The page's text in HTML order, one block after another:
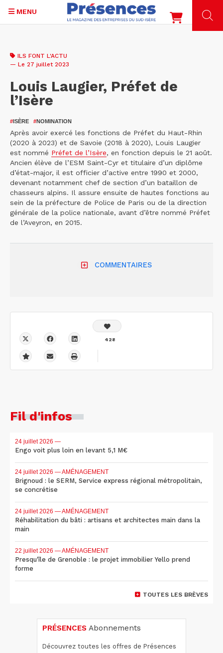
contenu
MENU
ILS FONT L'ACTU
— Le 27 juillet 2023
Louis Laugier, Préfet de
l’Isère
#ISÈRE #NOMINATION
Après avoir exercé les fonctions de Préfet du Haut-Rhin
(2020 à 2023) et de Savoie (2018 à 2020), Louis Laugier
est nommé Préfet de l’Isère, en fonction depuis le 21 août.
Ancien élève de l’ESM Saint-Cyr et titulaire d’un diplôme
d’état-major, il est officier d’active entre 1990 et 2000,
devenant notamment chef de section d’un bataillon de
chasseurs alpins. Il assure ensuite de hautes fonctions au
sein de la préfecture de Police de Paris ou de la direction
générale de la police nationale, avant d’être nommé Préfet
de l’Aveyron, en 2015.
COMMENTAIRES
428
Fil d'infos
24 juillet 2026 —
Engo voit plus loin en levant 5,1 M€
24 juillet 2026 — AMÉNAGEMENT
Brignoud : le SERM, Service express régional métropolitain,
se concrétise
24 juillet 2026 — AMÉNAGEMENT
Réhabilitation du bâti : artisans et architectes main dans la
main
22 juillet 2026 — AMÉNAGEMENT
Presqu'île de Grenoble : le projet immobilier Yello prend
forme
TOUTES LES BRÈVES
PRÉSENCES Abonnements
Découvrez toutes les offres de Présences